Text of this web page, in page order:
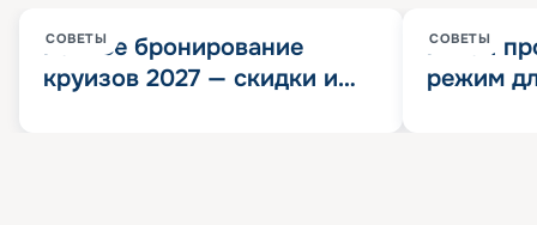
СОВЕТЫ
Раннее бронирование
круизов 2027 — скидки и
СОВЕТЫ
Китай
режим